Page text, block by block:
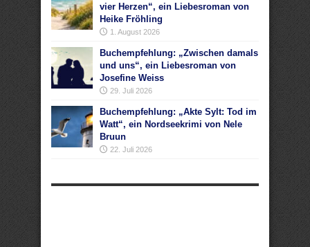
vier Herzen“, ein Liebesroman von
Heike Fröhling
1. August 2026
Buchempfehlung: „Zwischen damals
und uns“, ein Liebesroman von
Josefine Weiss
29. Juli 2026
Buchempfehlung: „Akte Sylt: Tod im
Watt“, ein Nordseekrimi von Nele
Bruun
22. Juli 2026